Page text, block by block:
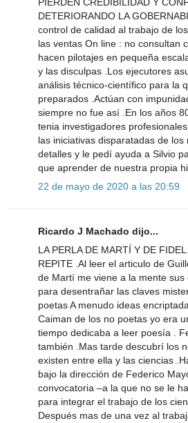
PIERDEN CREDIBILIDAD Y
DETERIORANDO LA
control de calidad al trabajo de
las ventas On line : no consultan
hacen pilotajes en pequeña
y las disculpas .Los ejecutores
análisis técnico-científico para la
preparados .Actúan con
siempre no fue así .En los años
tenia investigadores
las iniciativas disparatadas de los
detalles y le pedí ayuda a Silvio
que aprender de nuestra propia
22 de mayo de 2020 a las 20:59
Ricardo J Machado dijo...
LA PERLA DE MARTÍ Y DE
REPITE .Al leer el articulo de
de Martí me viene a la mente sus
para desentrañar las claves
poetas A menudo ideas
Caiman de los no poetas yo era
tiempo dedicaba a leer poesía .
también .Mas tarde descubrí los
existen entre ella y las ciencias
bajo la dirección de Federico
convocatoria –a la que no se le
para integrar el trabajo de los
Después mas de una vez al